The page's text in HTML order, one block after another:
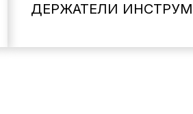
ДЕРЖАТЕЛИ